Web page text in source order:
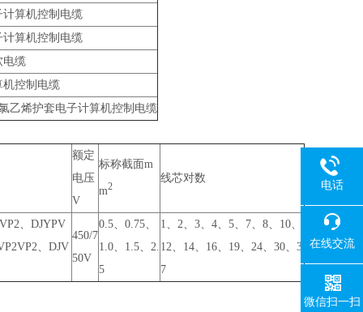
算机控制电缆
算机控制电缆
电缆
机控制电缆
乙烯护套电子计算机控制电缆
额定
电压
V
标称截面m
m2
线芯对数
、DJYPV
、DJV
450/7
50V
0.5、0.75、
1.0、1.5、2.
5
1、2、3、4、5、7、8、10、
12、14、16、19、24、30、3
7
电话
在线交流
微信扫一扫